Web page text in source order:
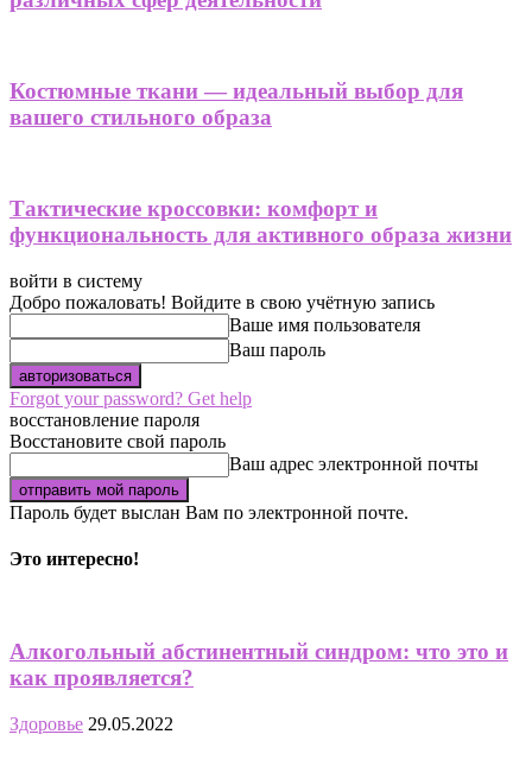
Костюмные ткани — идеальный выбор для
вашего стильного образа
Тактические кроссовки: комфорт и
функциональность для активного образа жизни
войти в систему
Добро пожаловать! Войдите в свою учётную запись
Ваше имя пользователя
Ваш пароль
Forgot your password? Get help
восстановление пароля
Восстановите свой пароль
Ваш адрес электронной почты
Пароль будет выслан Вам по электронной почте.
Это интересно!
Алкогольный абстинентный синдром: что это и
как проявляется?
Здоровье 29.05.2022